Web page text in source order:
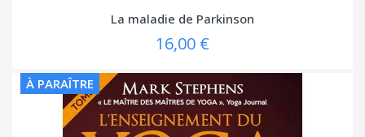
La maladie de Parkinson
16,00 €
À PARAÎTRE